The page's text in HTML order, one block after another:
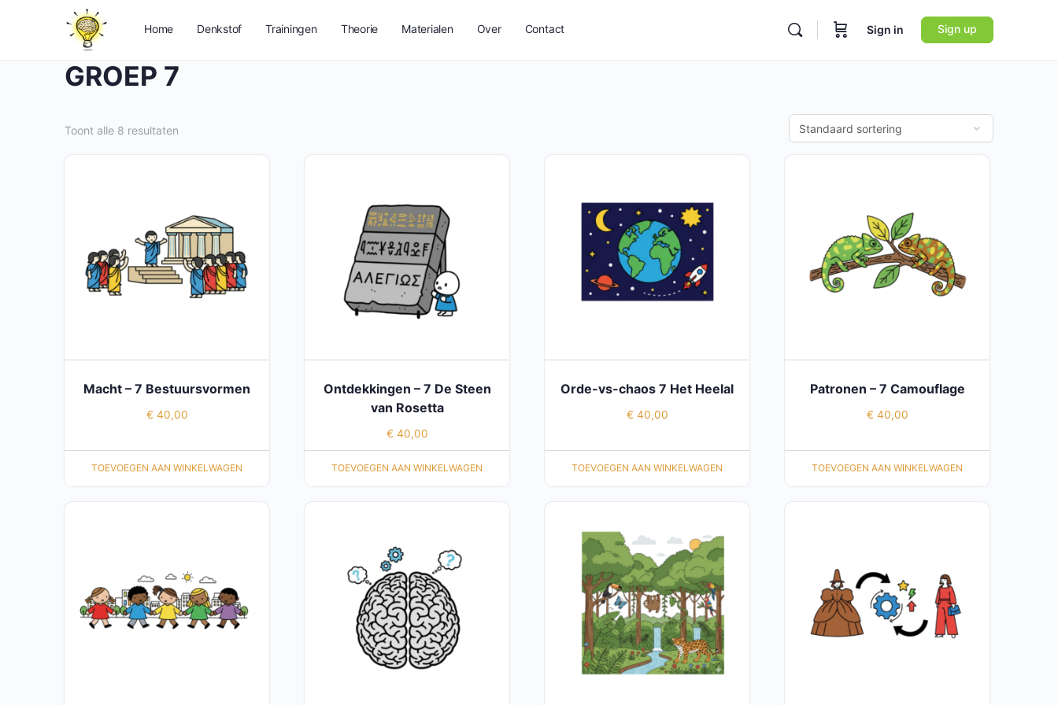
Home Denkstof Trainingen Theorie Materialen Over Contact Sign in Sign up
GROEP 7
Toont alle 8 resultaten
Macht – 7 Bestuursvormen
€ 40,00
TOEVOEGEN AAN WINKELWAGEN
Ontdekkingen – 7 De Steen
van Rosetta
€ 40,00
TOEVOEGEN AAN WINKELWAGEN
Orde-vs-chaos 7 Het Heelal
€ 40,00
TOEVOEGEN AAN WINKELWAGEN
Patronen – 7 Camouflage
€ 40,00
TOEVOEGEN AAN WINKELWAGEN